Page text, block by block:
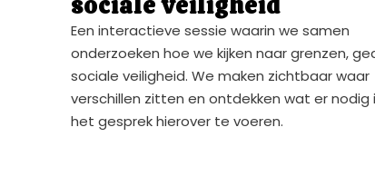
Een interactieve sessie waarin we samen
onderzoeken hoe we kijken naar grenzen,
sociale veiligheid. We maken zichtbaar waar
verschillen zitten en ontdekken wat er nodig
het gesprek hierover te voeren.